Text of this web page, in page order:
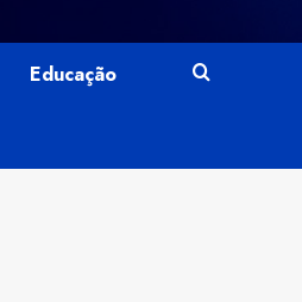
Educação